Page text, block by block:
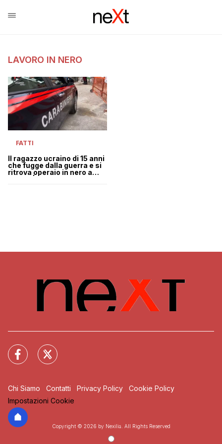
LAVORO IN NERO
FATTI
Il ragazzo ucraino di 15 anni
che fugge dalla guerra e si
ritrova operaio in nero a
Chi Siamo Contatti Privacy Policy
Cookie Policy
Impostazioni Cookie
Copyright © 2026 by Nexilia. All Rights Reserved